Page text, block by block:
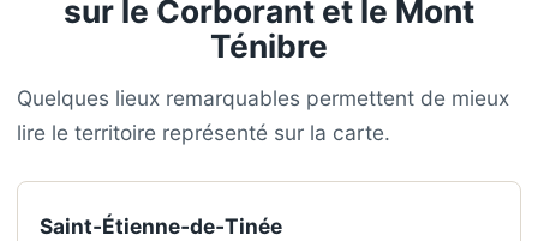
sur le Corborant et le Mont
Ténibre
Quelques lieux remarquables permettent de mieux
lire le territoire représenté sur la carte.
Saint‑Étienne‑de‑Tinée